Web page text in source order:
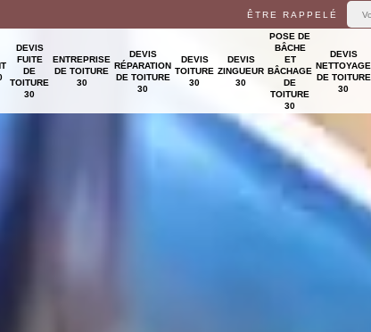
ÊTRE RAPPELÉ
DEVIS
FUITE
DE
TOITURE
30
ENTREPRISE
DE TOITURE
30
DEVIS
RÉPARATION
DE TOITURE
30
DEVIS
TOITURE
30
DEVIS
ZINGUEUR
30
POSE DE
BÂCHE
ET
BÂCHAGE
DE
TOITURE
30
DEVIS
NETTOYAGE
DE TOITURE
30